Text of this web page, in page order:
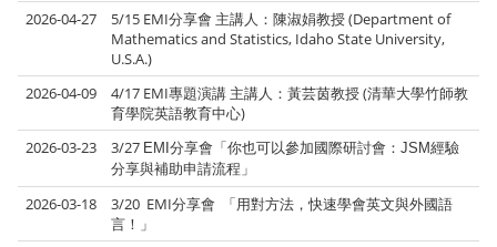
2026-04-27
5/15 EMI分享會 主講人：陳淑娟教授 (Department of
Mathematics and Statistics, Idaho State University,
U.S.A.)
2026-04-09
4/17 EMI專題演講 主講人：黃芸茵教授 (清華大學竹師教
育學院英語教育中心)
2026-03-23
3/27 EMI 分享會「 你也可以參加國際研討會：JSM經驗
分享與補助申請流程」
2026-03-18
3/20 EMI分享會 「用對方法，快速學會英文與外國語
言！」